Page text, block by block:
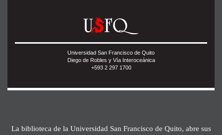
Universidad San Francisco de Quito
Diego de Robles y Vía Interoceánica
+593 2 297 1700
La biblioteca de la Universidad San Francisco de Quito, abre sus